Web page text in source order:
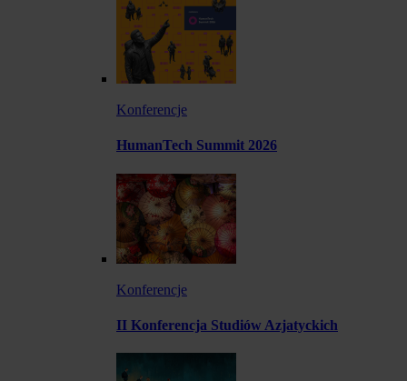
Konferencje
HumanTech Summit 2026
Konferencje
II Konferencja Studiów Azjatyckich